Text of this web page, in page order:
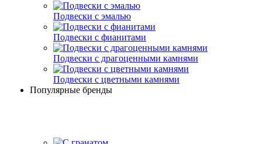
Подвески с эмалью
Подвески с фианитами
Подвески с драгоценными камнями
Подвески с цветными камнями
Популярные бренды